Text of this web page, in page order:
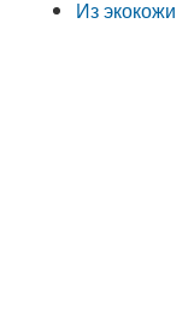
Из экокожи